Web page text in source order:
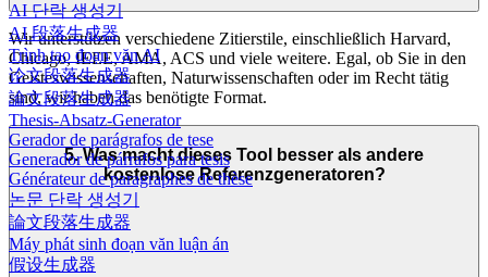
AI 단락 생성기
AI 段落生成器
Trình tạo đoạn văn AI
论文段落生成器
論文段落生成器
Thesis-Absatz-Generator
Gerador de parágrafos de tese
Generador de párrafos para tesis
Générateur de paragraphes de thèse
논문 단락 생성기
論文段落生成器
Máy phát sinh đoạn văn luận án
假设生成器
Wir unterstützen verschiedene Zitierstile, einschließlich Harvard,
Chicago, IEEE, AMA, ACS und viele weitere. Egal, ob Sie in den
Geisteswissenschaften, Naturwissenschaften oder im Recht tätig
sind, wir haben das benötigte Format.
5. Was macht dieses Tool besser als andere
kostenlose Referenzgeneratoren?